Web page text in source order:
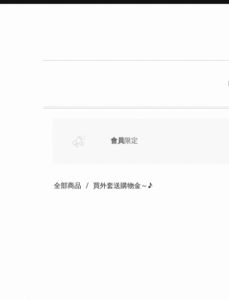
會員 限定
全部商品 買外套送購物金～♪